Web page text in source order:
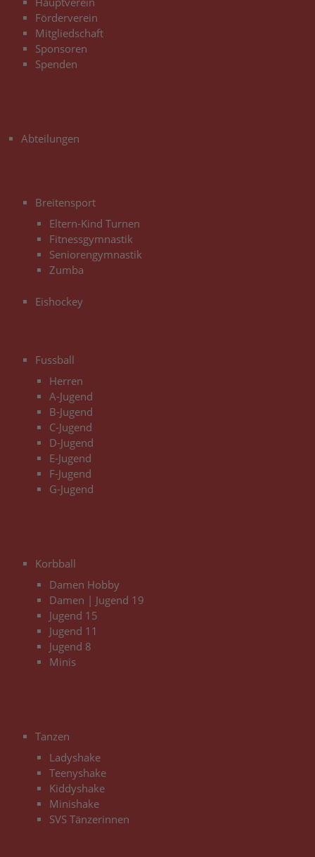
Förderverein
Mitgliedschaft
Sponsoren
Spenden
Abteilungen
Breitensport
Eltern-Kind Turnen
Fitnessgymnastik
Seniorengymnastik
Zumba
Eishockey
Fussball
Herren
A-Jugend
B-Jugend
C-Jugend
D-Jugend
E-Jugend
F-Jugend
G-Jugend
Korbball
Damen Hobby
Damen | Jugend 19
Jugend 15
Jugend 11
Jugend 8
Minis
Tanzen
Ladyshake
Teenyshake
Kiddyshake
Minishake
SVS Tänzerinnen